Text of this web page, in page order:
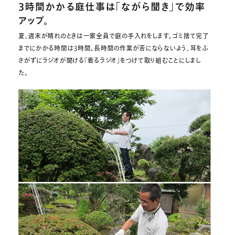
3時間かかる庭仕事は「ながら聞き」で効率
アップ。
夏、週末が晴れのときは一家全員で庭の手入れをします。ゴミ捨て完了
までにかかる時間は3時間。長時間の作業が苦にならないよう、耳をふ
さがずにラジオが聞ける「着るラジオ」をつけて取り組むことにしまし
た。